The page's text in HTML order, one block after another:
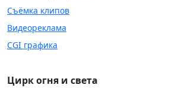
Съёмка клипов
Видеореклама
CGI графика
Цирк огня и света